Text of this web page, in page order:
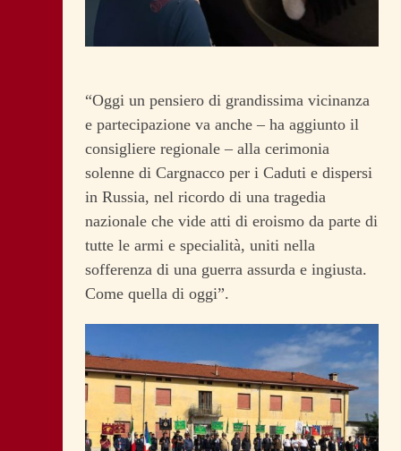
“Oggi un pensiero di grandissima vicinanza
e partecipazione va anche – ha aggiunto il
consigliere regionale – alla cerimonia
solenne di Cargnacco per i Caduti e dispersi
in Russia, nel ricordo di una tragedia
nazionale che vide atti di eroismo da parte di
tutte le armi e specialità, uniti nella
sofferenza di una guerra assurda e ingiusta.
Come quella di oggi”.